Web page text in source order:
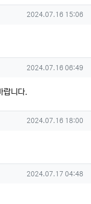
작성일
2024.07.16 15:06
작성일
2024.07.16 06:49
랍니다.
작성일
2024.07.16 18:00
작성일
2024.07.17 04:48